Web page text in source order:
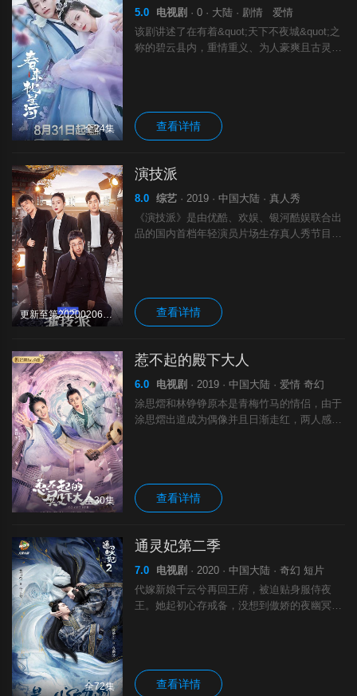
全24集
5.0 电视剧 · 0 · 大陆 · 剧情 爱情
该剧讲述了在有着&quot;天下不夜城&quot;之
称的碧云县内，重情重义、为人豪爽且古灵精
查看详情
更新至第20200206期完结
演技派
8.0 综艺 · 2019 · 中国大陆 · 真人秀
《演技派》是由优酷、欢娱、银河酷娱联合出
品的国内首档年轻演员片场生存真人秀节目。
查看详情
全30集
惹不起的殿下大人
6.0 电视剧 · 2019 · 中国大陆 · 爱情 奇幻
涂思熠和林铮铮原本是青梅竹马的情侣，由于
涂思熠出道成为偶像并且日渐走红，两人感情
查看详情
全72集
通灵妃第二季
7.0 电视剧 · 2020 · 中国大陆 · 奇幻 短片
代嫁新娘千云兮再回王府，被迫贴身服侍夜
王。她起初心存戒备，没想到傲娇的夜幽冥居
查看详情